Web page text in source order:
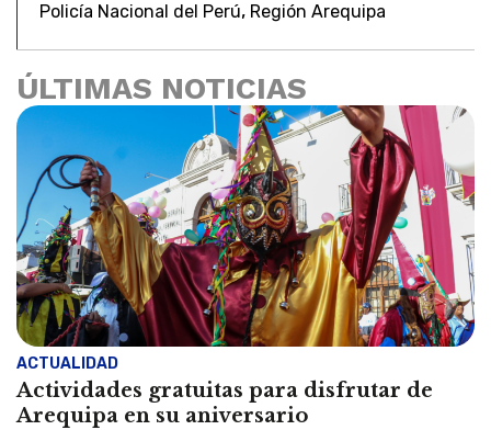
Policía Nacional del Perú, Región Arequipa
ÚLTIMAS NOTICIAS
ACTUALIDAD
Actividades gratuitas para disfrutar de
Arequipa en su aniversario